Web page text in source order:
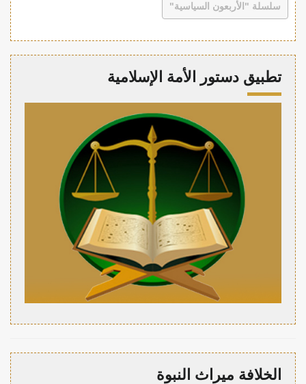
سلسلة "الأربعون السياسية"
تطبيق دستور الأمة الإسلامية
الخلافة ميراث النبوة